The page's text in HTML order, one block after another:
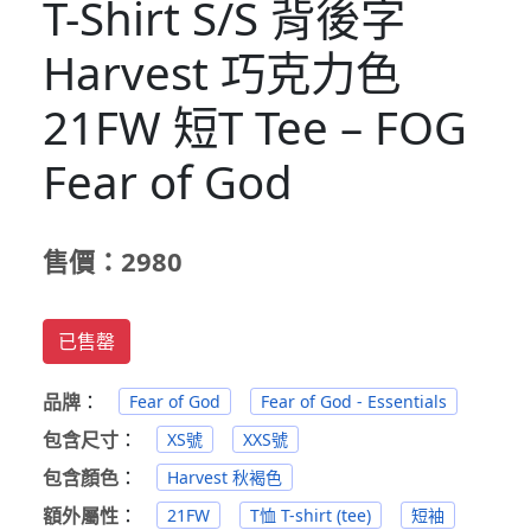
T-Shirt S/S 背後字
Harvest 巧克力色
21FW 短T Tee – FOG
Fear of God
售價：2980
已售罄
品牌 ： Fear of God Fear of God - Essentials
包含尺寸 ： XS號 XXS號
包含顏色 ： Harvest 秋褐色
額外屬性 ： 21FW T恤 T-shirt (tee) 短袖